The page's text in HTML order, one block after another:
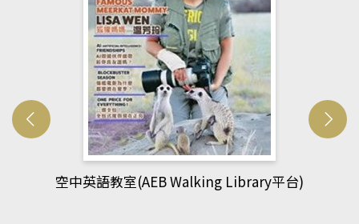
網管人(kono平台)